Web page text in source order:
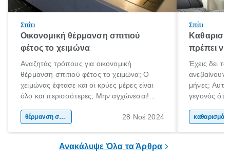
Σπίτι
Οικονομική θέρμανση σπιτιού
φέτος το χειμώνα
Αναζητάς τρόπους για οικονομική
θέρμανση σπιτιού φέτος το χειμώνα; Ο
χειμώνας έφτασε και οι κρύες μέρες είναι
όλο και περισσότερες; Μην αγχώνεσαι!
αυξάνεται η διάθεσή μας να μείνουμε σπίτι,
αρκούν όμως για να καλύψουμε τις ανάγκες
θέρμανση σπιτιού 28 Νοέ 2024
Σπίτι
πρέπει να
Έχεις δει
ανεβαίνουν
μήνες; Αυτό
γεγονός ότι
Ο
Ανακάλυψε Όλα τα Άρθρα